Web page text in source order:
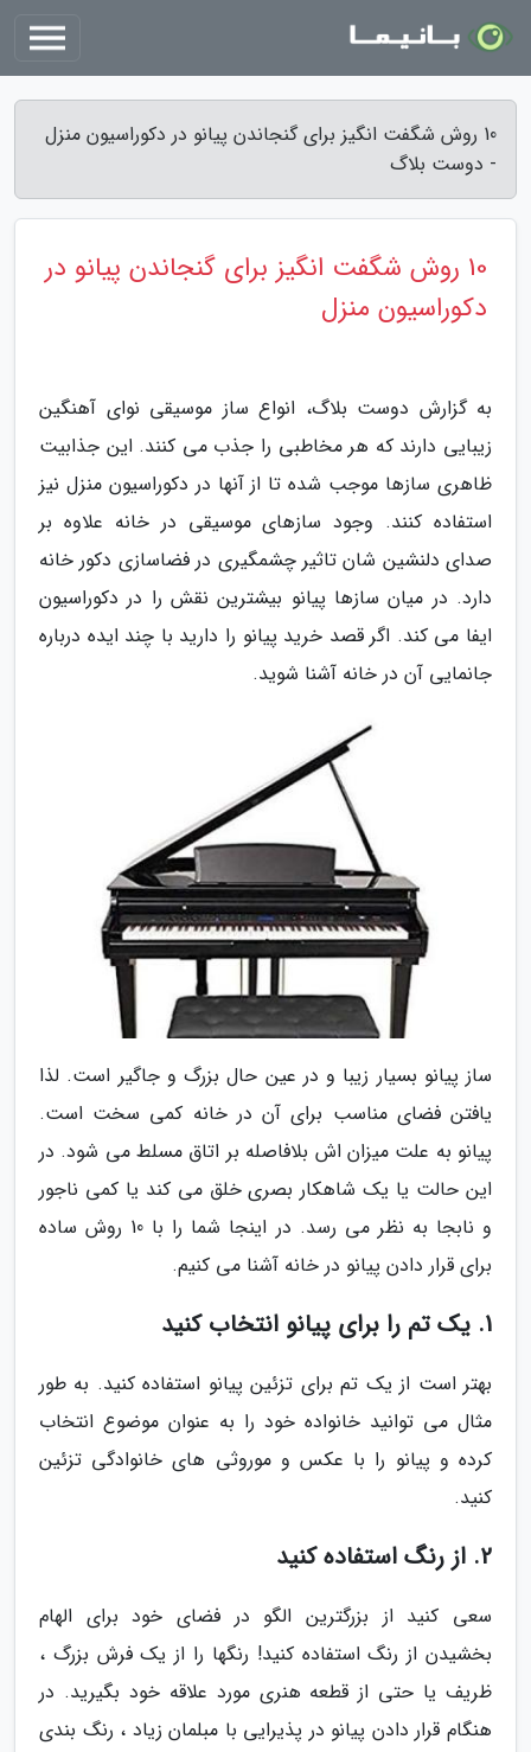
10 روش شگفت انگیز برای گنجاندن پیانو در دکوراسیون منزل
- دوست بلاگ
10 روش شگفت انگیز برای گنجاندن پیانو در
دکوراسیون منزل
به گزارش دوست بلاگ، انواع ساز موسیقی نوای آهنگین
زیبایی دارند که هر مخاطبی را جذب می کنند. این جذابیت
ظاهری سازها موجب شده تا از آنها در دکوراسیون منزل نیز
استفاده کنند. وجود سازهای موسیقی در خانه علاوه بر
صدای دلنشین شان تاثیر چشمگیری در فضاسازی دکور خانه
دارد. در میان سازها پیانو بیشترین نقش را در دکوراسیون
ایفا می کند. اگر قصد خرید پیانو را دارید با چند ایده درباره
جانمایی آن در خانه آشنا شوید.
ساز پیانو بسیار زیبا و در عین حال بزرگ و جاگیر است. لذا
یافتن فضای مناسب برای آن در خانه کمی سخت است.
پیانو به علت میزان اش بلافاصله بر اتاق مسلط می شود. در
این حالت یا یک شاهکار بصری خلق می کند یا کمی ناجور
و نابجا به نظر می رسد. در اینجا شما را با 10 روش ساده
برای قرار دادن پیانو در خانه آشنا می کنیم.
1. یک تم را برای پیانو انتخاب کنید
بهتر است از یک تم برای تزئین پیانو استفاده کنید. به طور
مثال می توانید خانواده خود را به عنوان موضوع انتخاب
کرده و پیانو را با عکس و موروثی های خانوادگی تزئین
کنید.
2. از رنگ استفاده کنید
سعی کنید از بزرگترین الگو در فضای خود برای الهام
بخشیدن از رنگ استفاده کنید! رنگها را از یک فرش بزرگ ،
ظریف یا حتی از قطعه هنری مورد علاقه خود بگیرید. در
هنگام قرار دادن پیانو در پذیرایی با مبلمان زیاد ، رنگ بندی